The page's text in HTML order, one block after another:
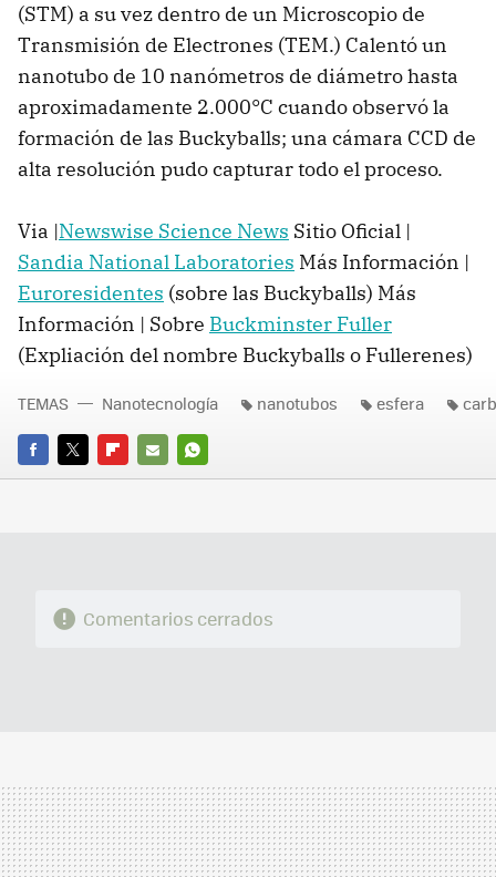
(STM) a su vez dentro de un Microscopio de
Transmisión de Electrones (TEM.) Calentó un
nanotubo de 10 nanómetros de diámetro hasta
aproximadamente 2.000°C cuando observó la
formación de las Buckyballs; una cámara CCD de
alta resolución pudo capturar todo el proceso.
Via |Newswise Science News Sitio Oficial |
Sandia National Laboratories Más Información |
Euroresidentes (sobre las Buckyballs) Más
Información | Sobre Buckminster Fuller
(Expliación del nombre Buckyballs o Fullerenes)
FACEBOOK
TWITTERFLIPBOARD
E-
WHATSAPP
TEMAS Nanotecnología nanotubos esfera
Comentarios cerrados